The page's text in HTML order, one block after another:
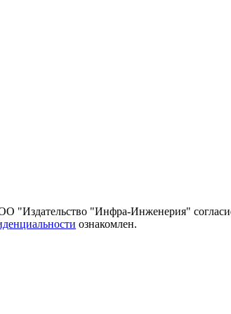
"Издательство "Инфра-Инженерия"
ознакомлен.